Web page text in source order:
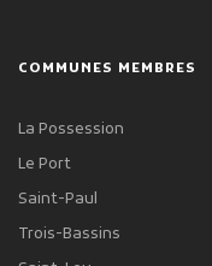
COMMUNES MEMBRES
La Possession
Le Port
Saint-Paul
Trois-Bassins